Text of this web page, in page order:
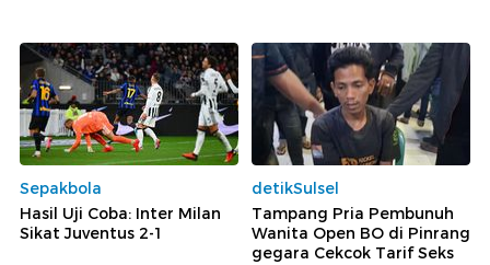
Sepakbola
Hasil Uji Coba: Inter Milan
Sikat Juventus 2-1
detikSulsel
Tampang Pria Pembunuh
Wanita Open BO di Pinrang
gegara Cekcok Tarif Seks